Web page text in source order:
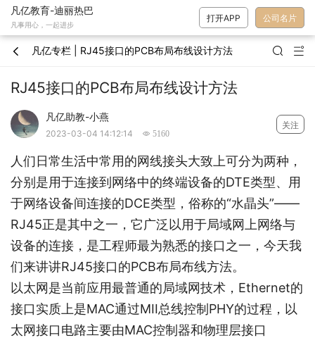
凡亿教育-迪丽热巴
凡事用心，一起进步
打开APP 公司名片
 凡亿专栏 | RJ45接口的PCB布局布线设计方法  
RJ45接口的PCB布局布线设计方法
凡亿助教-小燕
2023-03-04 14:12:14  5160
关注
人们日常生活中常用的网线接头大致上可分为两种，
分别是用于连接到网络中的终端设备的DTE类型、用
于网络设备间连接的DCE类型，俗称的“水晶头”——
RJ45正是其中之一，它广泛以用于局域网上网络与
设备的连接，是工程师最为熟悉的接口之一，今天我
们来讲讲RJ45接口的PCB布局布线方法。
以太网是当前应用最普通的局域网技术，Ethernet的
接口实质上是MAC通过MII总线控制PHY的过程，以
太网接口电路主要由MAC控制器和物理层接口